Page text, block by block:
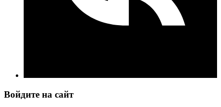
Войдите на сайт